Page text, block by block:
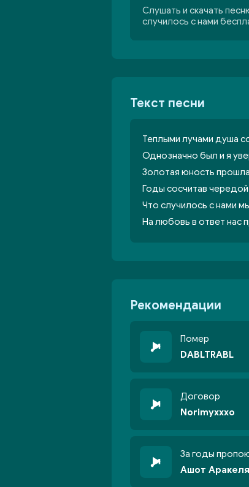
Слушать и скачать
случилось с нами
Текст песни
Теплыми лучами душа
Однозначно был и я
Золотая юность
Годы сосчитав чередой
Что случилось с нами
На любовь в ответ нас
Рекомендации
Помер
DABLTRABL
Договор
Norimyxxxo
За годы
Ашот